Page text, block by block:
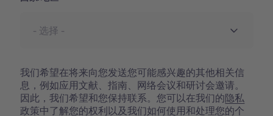
我们希望在将来向您发送您可能感兴趣的其他相关信
息，例如应用文献、指南、网络会议和研讨会邀请。
因此，我们希望和您保持联系。您可以在我们的隐私
政策中了解您的权利以及我们如何使用和处理您的个